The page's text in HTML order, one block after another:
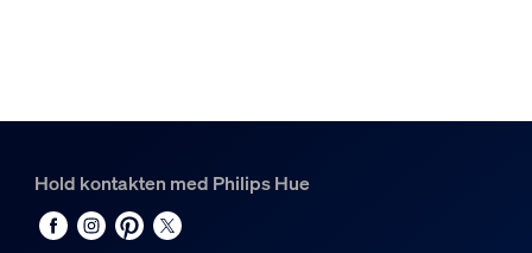
Hold kontakten med Philips Hue